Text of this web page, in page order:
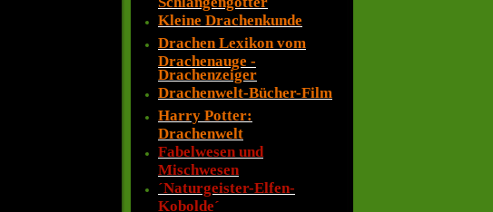
Kleine Drachenkunde
Drachen Lexikon vom
Drachenauge -
Drachenzeiger
Drachenwelt-Bücher-Film
Harry Potter:
Drachenwelt
Fabelwesen und
Mischwesen
´Naturgeister-Elfen-
Kobolde´